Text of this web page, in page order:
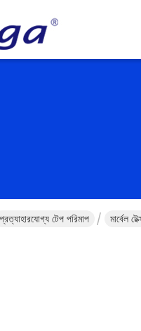
প্রত্যাহারযোগ্য টেপ পরিমাপ মার্বেল